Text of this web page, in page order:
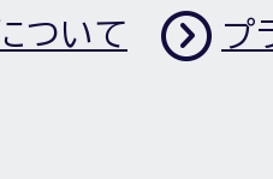
ついて プ